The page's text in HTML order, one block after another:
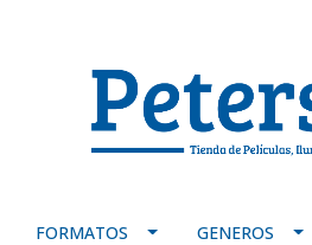
FORMATOS GENEROS